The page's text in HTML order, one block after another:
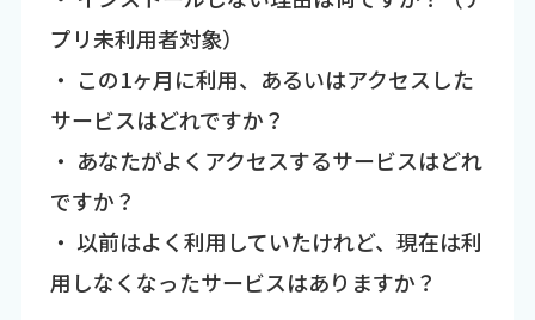
プリ未利用者対象）
・ この1ヶ月に利用、あるいはアクセスした
サービスはどれですか？
・ あなたがよくアクセスするサービスはどれ
ですか？
・ 以前はよく利用していたけれど、現在は利
用しなくなったサービスはありますか？